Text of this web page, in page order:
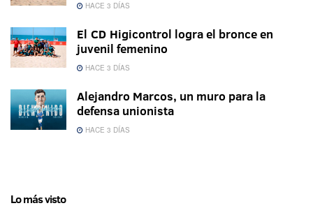
HACE 3 DÍAS
El CD Higicontrol logra el bronce en
juvenil femenino
HACE 3 DÍAS
Alejandro Marcos, un muro para la
defensa unionista
HACE 3 DÍAS
Lo más visto